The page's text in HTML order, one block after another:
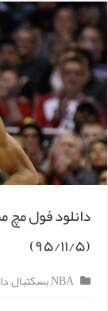
(۹۵/۱۱/۵)
NBA
,بسکتبال,